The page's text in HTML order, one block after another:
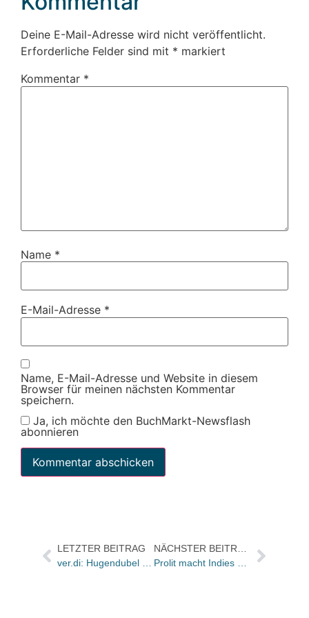
Deine E-Mail-Adresse wird nicht veröffentlicht.
Erforderliche Felder sind mit * markiert
Kommentar *
Name *
E-Mail-Adresse *
Name, E-Mail-Adresse und Website in diesem
Browser für meinen nächsten Kommentar
speichern.
Ja, ich möchte den BuchMarkt-Newsflash
abonnieren
LETZTER BEITRAG